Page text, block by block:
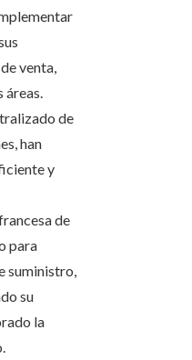
venta,
de
han
y
de
para
suministro,
su
la